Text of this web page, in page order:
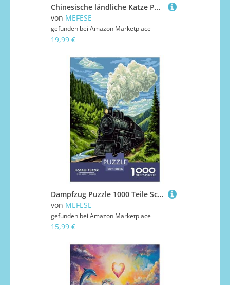
Chinesische ländliche Katze Puzzles 1000 Teile Schwer Puzzle Spielzeug Pädagogisches Spiel Impossible Herausforderungsspielzeug Für Erwachsene Und Kinder in Bewährter 70x50cm/1000pcs
von MEFESE
gefunden bei Amazon Marketplace
19,99 €
Dampfzug Puzzle 1000 Teile Schwer Puzzle Spielzeug Lernspiel Impossible Herausforderungsspielzeug Für Erwachsene Und Kinder in Bewährter 38x26cm/1000pcs
von MEFESE
gefunden bei Amazon Marketplace
15,99 €